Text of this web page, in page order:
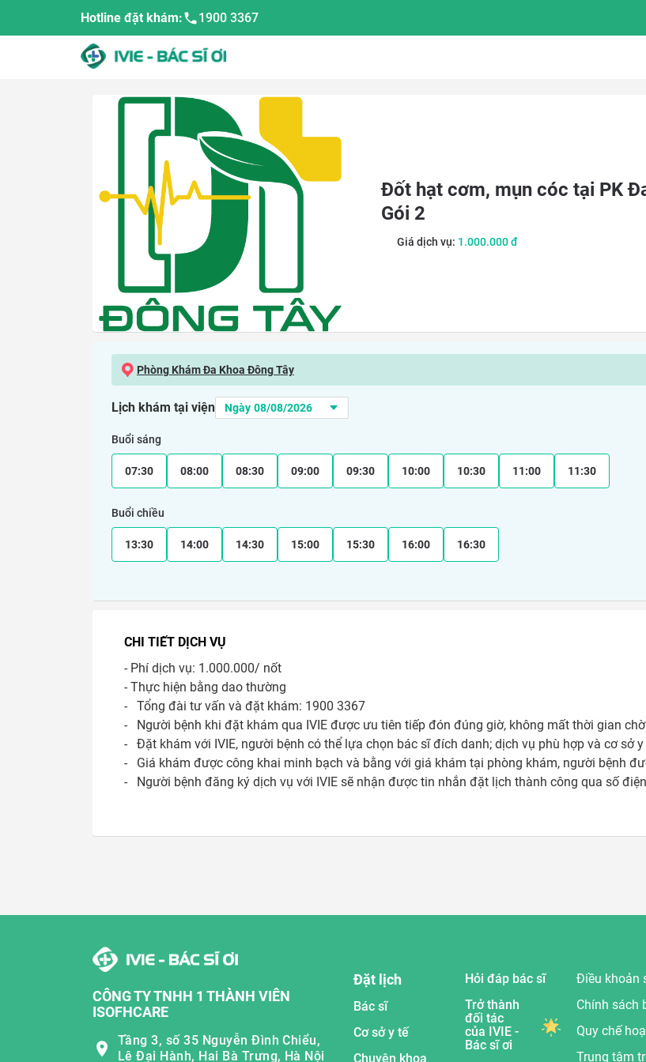
Hotline đặt khám: 1900 3367
Đốt hạt cơm, mụn cóc tại PK
Gói 2
Giá dịch vụ: 1.000.000đ
Phòng Khám Đa Khoa Đông Tây
Lịch khám tại viện
Buổi sáng
07:30 08:00 08:30 09:00 09:30 10:00 10:30 11:00 11:30
Buổi chiều
13:30 14:00 14:30 15:00 15:30 16:00 16:30
CHI TIẾT DỊCH VỤ
- Phí dịch vụ: 1.000.000/ nốt
- Thực hiện bằng dao thường
-   Tổng đài tư vấn và đặt khám: 1900 3367
-   Người bệnh khi đặt khám qua IVIE được ưu tiên tiếp đón đúng giờ, không mất thời gian
-   Đặt khám với IVIE, người bệnh có thể lựa chọn bác sĩ đích danh; dịch vụ phù hợp và cơ sở
-   Giá khám được công khai minh bạch và bằng với giá khám tại phòng khám, người bệnh
-   Người bệnh đăng ký dịch vụ với IVIE sẽ nhận được tin nhắn đặt lịch thành công qua số
CÔNG TY TNHH 1 THÀNH VIÊN
ISOFHCARE
Tầng 3, số 35 Nguyễn Đình Chiểu,
Lê Đại Hành, Hai Bà Trưng, Hà Nội
Đặt lịch
Bác sĩ
Cơ sở y tế
Chuyên khoa
Hỏi đáp bác sĩ
Trở thành
đối tác
của IVIE -
Bác sĩ ơi
Điều khoản
Chính sách
Quy chế
Trung tâm